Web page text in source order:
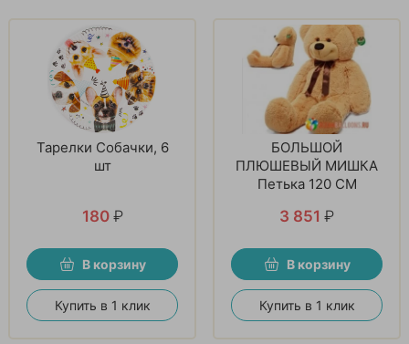
Тарелки Собачки, 6
шт
180 ₽
В корзину
Купить в 1 клик
БОЛЬШОЙ
ПЛЮШЕВЫЙ МИШКА
Петька 120 СМ
3 851 ₽
В корзину
Купить в 1 клик